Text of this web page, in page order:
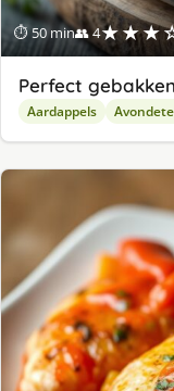
⏱ 50 min👥 4
Perfect
Aardappels